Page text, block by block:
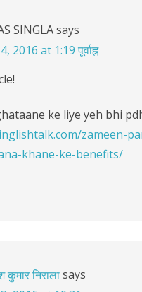
SINGLAsays
2016 at 1:19 पूर्वाह्न
ke liye yeh bhi
zameen-
khane-ke-benefits/
कुमार निरालाsays